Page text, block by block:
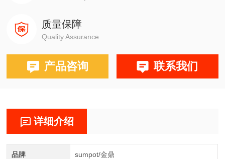
质量保障
Quality Assurance
产品咨询 联系我们
详细介绍
品牌 sumpot/金鼎